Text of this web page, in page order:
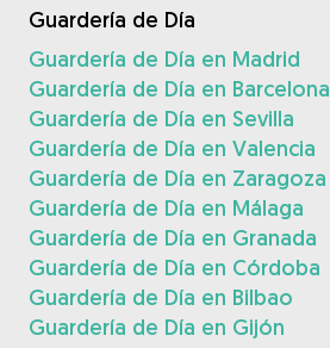
Guardería de Día
Guardería de Día en Madrid
Guardería de Día en Barcelona
Guardería de Día en Sevilla
Guardería de Día en Valencia
Guardería de Día en Zaragoza
Guardería de Día en Málaga
Guardería de Día en Granada
Guardería de Día en Córdoba
Guardería de Día en Bilbao
Guardería de Día en Gijón